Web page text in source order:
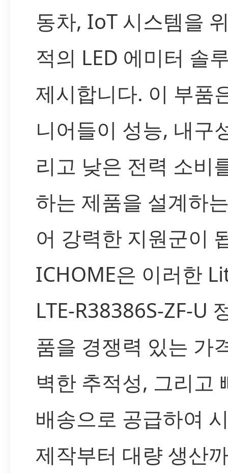
동차, IoT 시스템을
적의 LED 에미터 솔
제시합니다. 이 부품
니어들이 성능, 내구
리고 낮은 전력 소비
하는 제품을 설계하
어 강력한 지원군이
ICHOME은 이러한
LTE-R38386S-ZF-U
품을 경쟁력 있는 가
벽한 추적성, 그리고
배송으로 공급하여
제작부터 대량 생산